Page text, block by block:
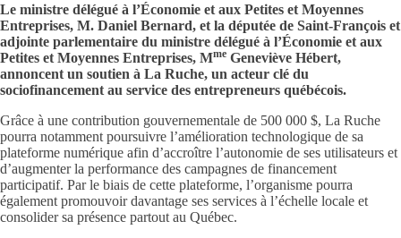
Le ministre délégué à l’Économie et aux Petites et Moyennes
Entreprises, M. Daniel Bernard, et la députée de Saint-François et
adjointe parlementaire du ministre délégué à l’Économie et aux
Petites et Moyennes Entreprises, Mme Geneviève Hébert,
annoncent un soutien à La Ruche, un acteur clé du
sociofinancement au service des entrepreneurs québécois.
Grâce à une contribution gouvernementale de 500 000 $, La Ruche
pourra notamment poursuivre l’amélioration technologique de sa
plateforme numérique afin d’accroître l’autonomie de ses utilisateurs et
d’augmenter la performance des campagnes de financement
participatif. Par le biais de cette plateforme, l’organisme pourra
également promouvoir davantage ses services à l’échelle locale et
consolider sa présence partout au Québec.